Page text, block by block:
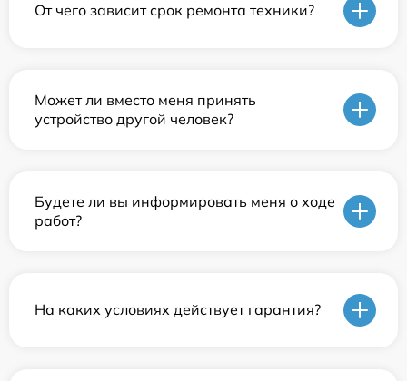
От чего зависит срок ремонта техники?
Может ли вместо меня принять
устройство другой человек?
Будете ли вы информировать меня о ходе
работ?
На каких условиях действует гарантия?